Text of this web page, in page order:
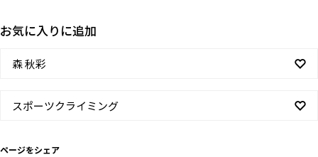
お気に入りに追加
森 秋彩
スポーツクライミング
ページをシェア